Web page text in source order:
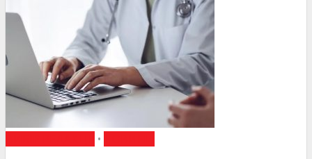
•